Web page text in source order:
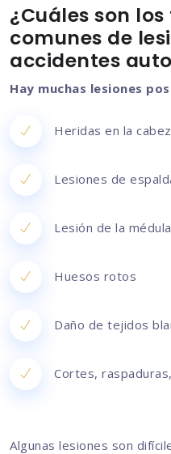
¿Cuáles son
comunes de
accidentes
Hay muchas lesiones
Heridas en la
Lesiones de
Lesión de la
Huesos rotos
Daño de tejidos
Cortes,
Algunas lesiones son